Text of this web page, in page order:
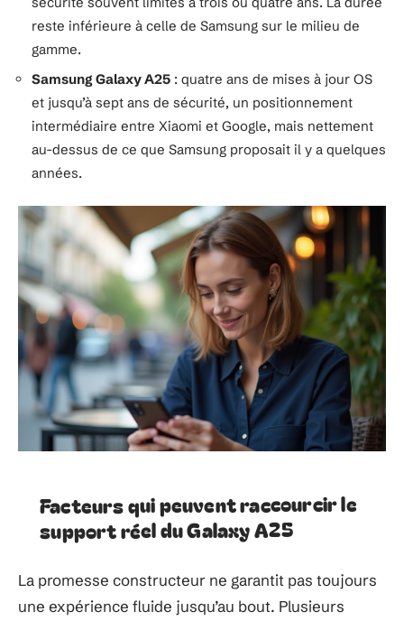
reste inférieure à celle de Samsung sur le milieu de
gamme.
Samsung Galaxy A25 : quatre ans de mises à jour OS
et jusqu’à sept ans de sécurité, un positionnement
intermédiaire entre Xiaomi et Google, mais nettement
au-dessus de ce que Samsung proposait il y a quelques
années.
Facteurs qui peuvent raccourcir le
support réel du Galaxy A25
La promesse constructeur ne garantit pas toujours
une expérience fluide jusqu’au bout. Plusieurs